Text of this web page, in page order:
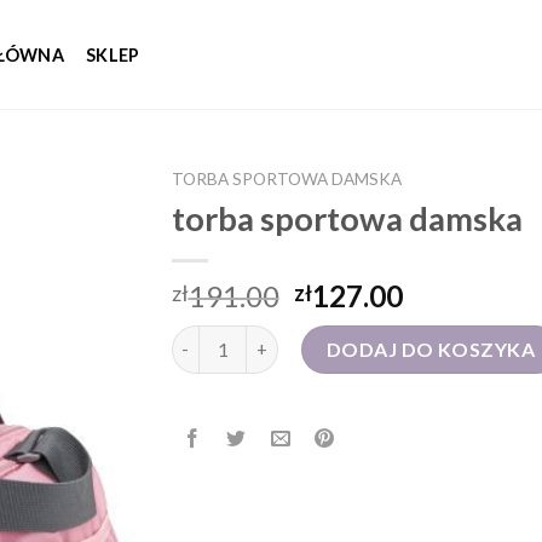
SKLEP
TORBA SPORTOWA DAMSKA
torba sportowa damska
zł191.00 zł127.00
ilość torba sportowa damskaDODAJ DO KOSZYKA